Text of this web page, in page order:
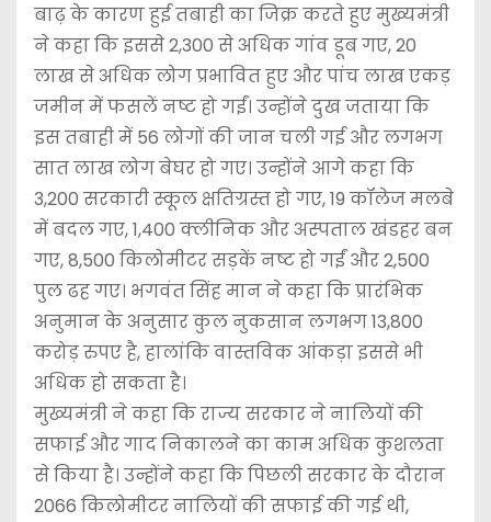
बाढ़ के कारण हुई तबाही का जिक्र करते हुए मुख्यमंत्री
ने कहा कि इससे 2,300 से अधिक गांव डूब गए, 20
लाख से अधिक लोग प्रभावित हुए और पांच लाख एकड़
जमीन में फसलें नष्ट हो गईं। उन्होंने दुख जताया कि
इस तबाही में 56 लोगों की जान चली गई और लगभग
सात लाख लोग बेघर हो गए। उन्होंने आगे कहा कि
3,200 सरकारी स्कूल क्षतिग्रस्त हो गए, 19 कॉलेज मलबे
में बदल गए, 1,400 क्लीनिक और अस्पताल खंडहर बन
गए, 8,500 किलोमीटर सड़कें नष्ट हो गईं और 2,500
पुल ढह गए। भगवंत सिंह मान ने कहा कि प्रारंभिक
अनुमान के अनुसार कुल नुकसान लगभग 13,800
करोड़ रुपए है, हालांकि वास्तविक आंकड़ा इससे भी
अधिक हो सकता है।
मुख्यमंत्री ने कहा कि राज्य सरकार ने नालियों की
सफाई और गाद निकालने का काम अधिक कुशलता
से किया है। उन्होंने कहा कि पिछली सरकार के दौरान
2066 किलोमीटर नालियों की सफाई की गई थी,